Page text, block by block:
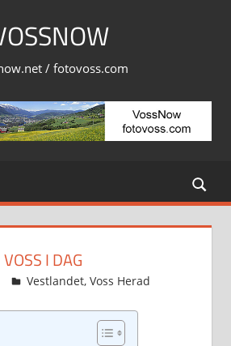
/ fotovoss.com
I DAG
Svein
Vestlandet, Voss Herad